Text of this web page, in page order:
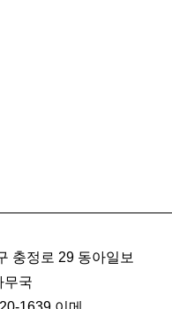
충정로 29 동아일보
무국